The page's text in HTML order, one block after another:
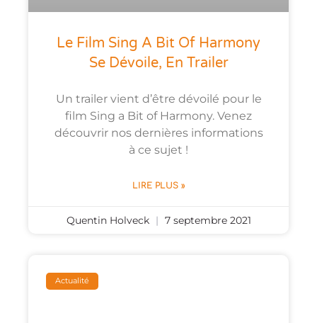
Le Film Sing A Bit Of Harmony
Se Dévoile, En Trailer
Un trailer vient d’être dévoilé pour le
film Sing a Bit of Harmony. Venez
découvrir nos dernières informations
à ce sujet !
LIRE PLUS »
Quentin Holveck 7 septembre 2021
Actualité